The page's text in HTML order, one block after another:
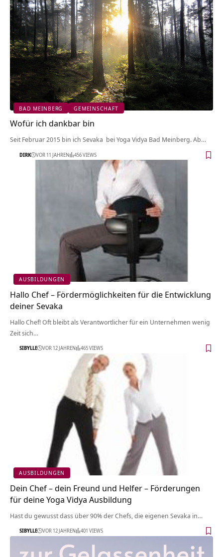
BAD MEINBERG GEMEINSCHAFT
Wofür ich dankbar bin
Seit Februar 2015 bin ich Sevaka bei Yoga Vidya Bad Meinberg. Ab…
DIRK VOR 11 JAHREN 456 VIEWS
AUSBILDUNGEN
Hallo Chef – Fördermöglichkeiten für die Entwicklung
deiner Sevaka
Hallo Chef! Oft bleibt als Verantwortlicher für ein Unternehmen wenig
Zeit sich…
SIBYLLE VOR 12 JAHREN 465 VIEWS
AUSBILDUNGEN
Dein Chef – dein Freund und Helfer – Förderungen
für deine Yoga Vidya Ausbildung
Hast du gewusst dass über 90% der Chefs, die eigenen Sevaka in…
SIBYLLE VOR 12 JAHREN 401 VIEWS